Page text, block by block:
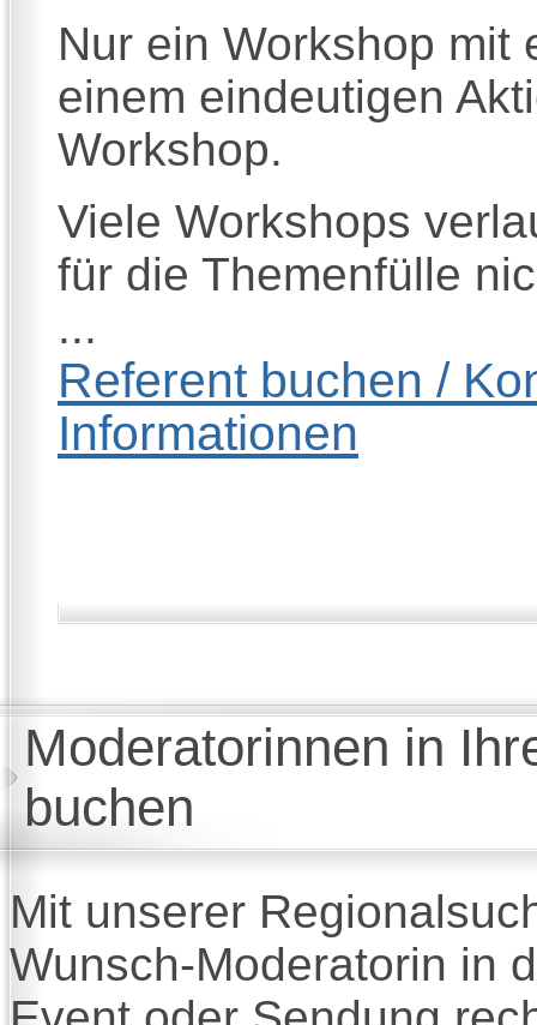
Nur ein Workshop mit
einem eindeutigen
Workshop.
Viele Workshops
für die Themenfülle
...
Referent buchen /
Informationen
Moderatorinnen in
buchen
Mit unserer
Wunsch-Moderatorin in